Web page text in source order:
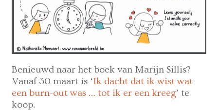
Benieuwd naar het boek van Marijn Sillis?
Vanaf 30 maart is ‘Ik dacht dat ik wist wat
een burn-out was … tot ik er een kreeg’ te
koop.